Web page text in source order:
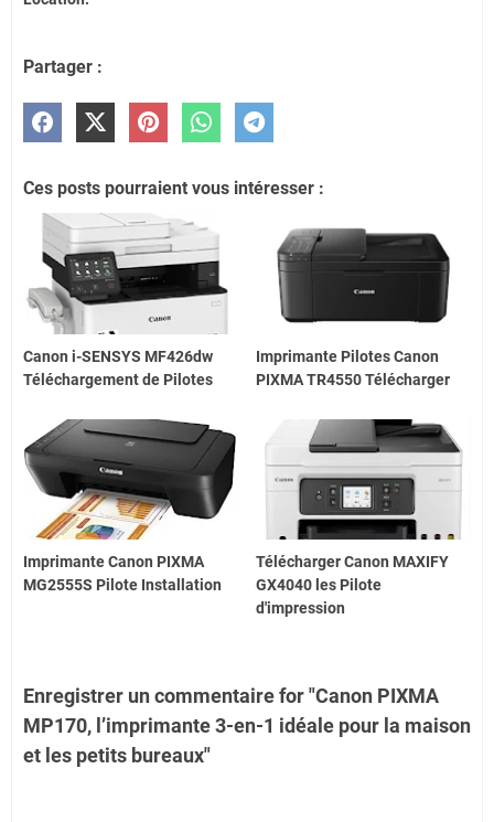
Partager :
Ces posts pourraient vous intéresser :
Canon i-SENSYS MF426dw
Téléchargement de Pilotes
Imprimante Pilotes Canon
PIXMA TR4550 Télécharger
Imprimante Canon PIXMA
MG2555S Pilote Installation
Télécharger Canon MAXIFY
GX4040 les Pilote
d'impression
Enregistrer un commentaire for "Canon PIXMA
MP170, l’imprimante 3-en-1 idéale pour la maison
et les petits bureaux"